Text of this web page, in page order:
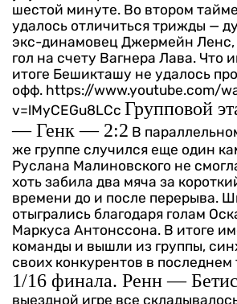
шестой минуте. Во втором
удалось отличиться трижды —
экс-динамовец Джермейн
гол на счету Вагнера Лава. Что
итоге Бешикташу не удалось
офф. https://www.youtube.com/
v=lMyCEGu8LCc Групповой
— Генк — 2:2 В
же группе случился еще один
Руслана Малиновского не
хоть забила два мяча за
времени до и после перерыва.
отыгрались благодаря голам
Маркуса Антонссона. В итоге
команды и вышли из группы,
своих конкурентов в последнем
1/16 финала. Ренн —
выездной игре все